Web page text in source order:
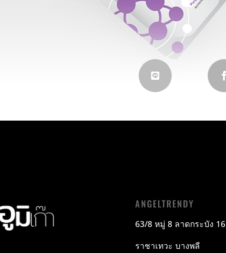
ANGELTRENDY
63/8 หมู่ 8 ลาดกระบัง 16
ราชาเทวะ บางพลี